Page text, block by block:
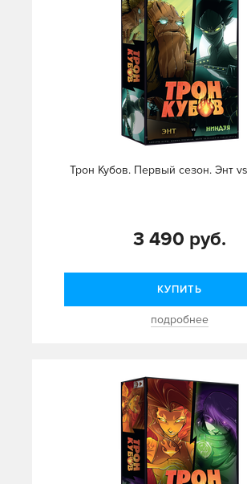
Трон Кубов. Первый сезон. Энт
3 490 руб.
КУПИТЬ
подробнее